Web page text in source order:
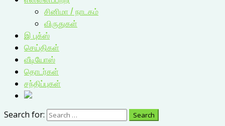
சினிமா / நாடகம்
விருதுகள்
இ புக்ஸ்
செய்திகள்
வீடியோஸ்
தொடர்கள்
சந்திப்புகள்
Search for: